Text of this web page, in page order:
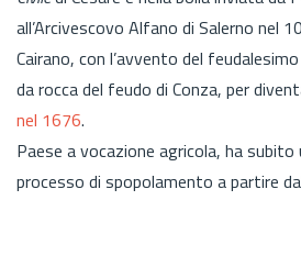
all’Arcivescovo Alfano di Salerno nel
Cairano, con l’avvento del
da rocca del feudo di Conza, per
nel 1676.
Paese a vocazione agricola, ha
processo di spopolamento a partire